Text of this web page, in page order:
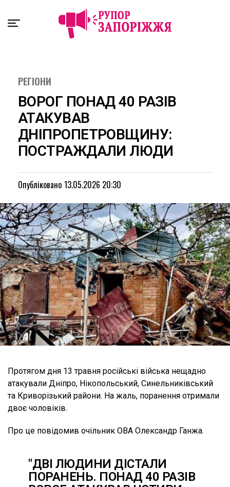
РЕГІОНИ
ВОРОГ ПОНАД 40 РАЗІВ
АТАКУВАВ
ДНІПРОПЕТРОВЩИНУ:
ПОСТРАЖДАЛИ ЛЮДИ
Опубліковано 13.05.2026 20:30
Протягом дня 13 травня російські війська нещадно
атакували Дніпро, Нікопольський, Синельниківський
та Криворізький райони. На жаль, поранення отримали
двоє чоловіків.
Про це повідомив очільник ОВА Олександр Ганжа.
"ДВІ ЛЮДИНИ ДІСТАЛИ
ПОРАНЕНЬ. ПОНАД 40 РАЗІВ
Exit mobile version